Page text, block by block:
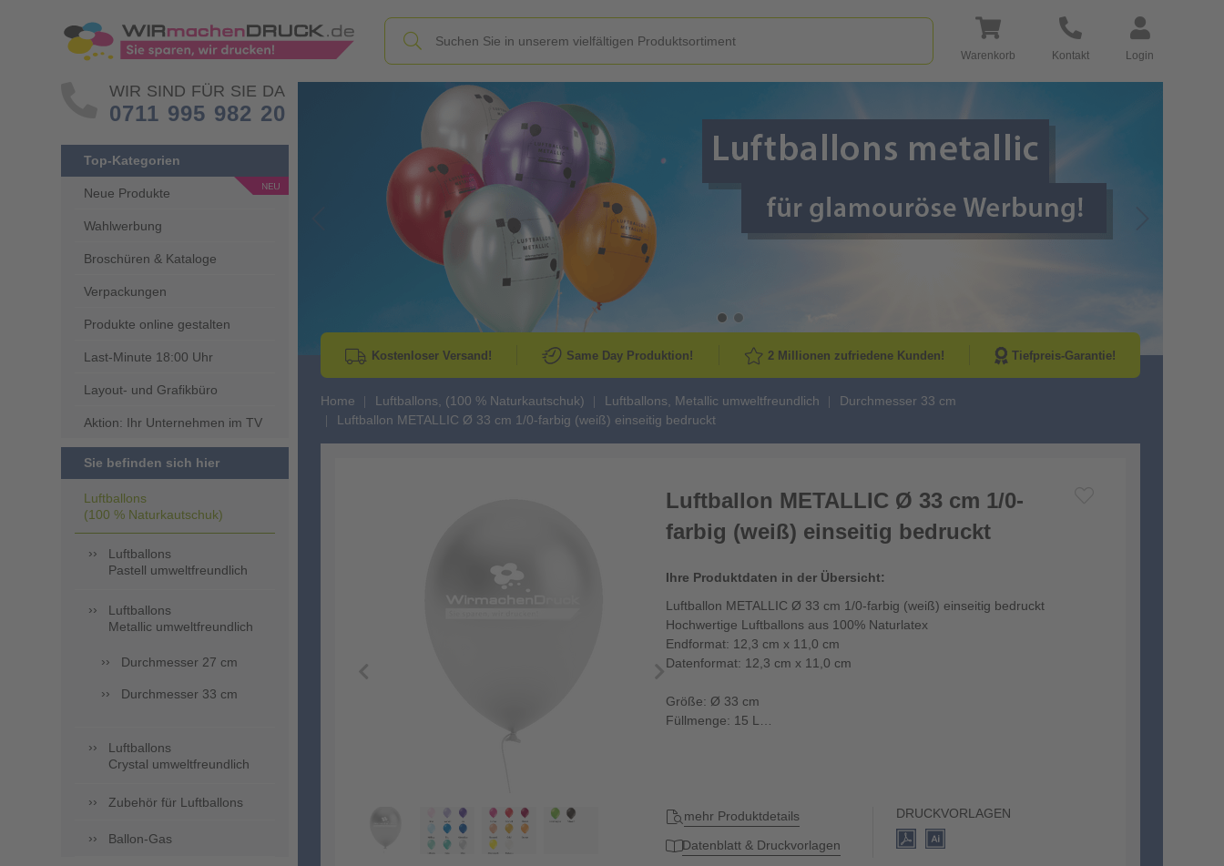
Warenkorb Kontakt Login
WIR SIND FÜR SIE DA
0711 995 982 20
Top-Kategorien
Neue Produkte
Wahlwerbung
Broschüren & Kataloge
Verpackungen
Produkte online gestalten
Last-Minute 18:00 Uhr
Layout- und Grafikbüro
Aktion: Ihr Unternehmen im TV
Sie befinden sich hier
Luftballons
(100 % Naturkautschuk)
Luftballons
Pastell umweltfreundlich
Luftballons
Metallic umweltfreundlich
Durchmesser 27 cm
Durchmesser 33 cm
Luftballons
Crystal umweltfreundlich
Zubehör für Luftballons
Ballon-Gas
Go to Previous Slide
Kostenloser Versand! Same Day Produktion! 2 Millionen zufriedene Kunden! Tiefpreis-Garantie!
Home Luftballons, (100 % Naturkautschuk) Luftballons, Metallic umweltfreundlich
Durchmesser 33 cm
Luftballon METALLIC Ø 33 cm 1/0-farbig (weiß) einseitig bedruckt
Luftballon METALLIC Ø 33 cm 1/0-
farbig (weiß) einseitig bedruckt
Ihre Produktdaten in der Übersicht:
Luftballon METALLIC Ø 33 cm 1/0-farbig (weiß) einseitig bedruckt
Hochwertige Luftballons aus 100% Naturlatex
Endformat: 12,3 cm x 11,0 cm
Datenformat: 12,3 cm x 11,0 cm
Größe: Ø 33 cm
Füllmenge: 15 L
mehr Produktdetails
Datenblatt & Druckvorlagen
DRUCKVORLAGEN